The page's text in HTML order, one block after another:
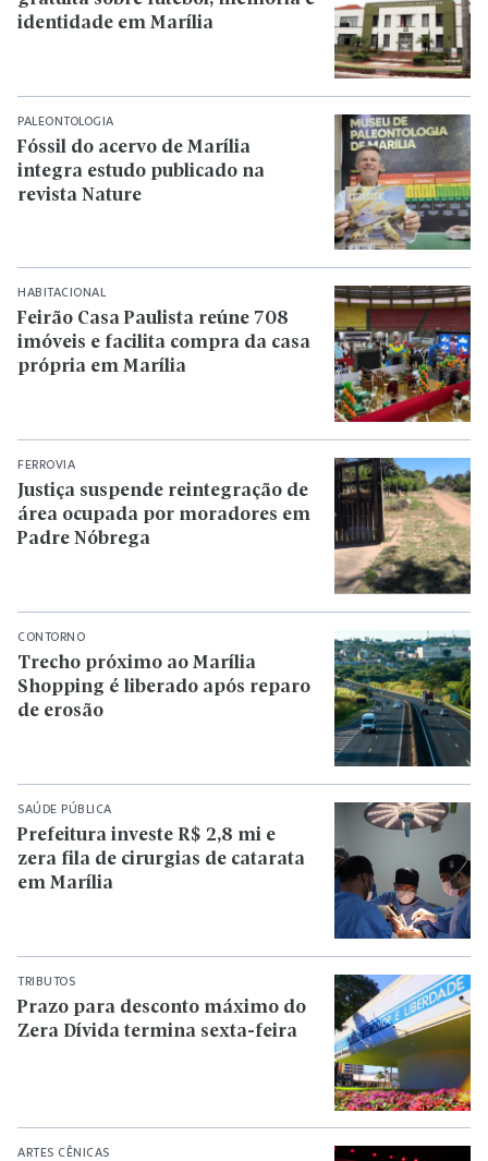
identidade em Marília
PALEONTOLOGIA
Fóssil do acervo de Marília
integra estudo publicado na
revista Nature
HABITACIONAL
Feirão Casa Paulista reúne 708
imóveis e facilita compra da casa
própria em Marília
FERROVIA
Justiça suspende reintegração de
área ocupada por moradores em
Padre Nóbrega
CONTORNO
Trecho próximo ao Marília
Shopping é liberado após reparo
de erosão
SAÚDE PÚBLICA
Prefeitura investe R$ 2,8 mi e
zera fila de cirurgias de catarata
em Marília
TRIBUTOS
Prazo para desconto máximo do
Zera Dívida termina sexta-feira
ARTES CÊNICAS